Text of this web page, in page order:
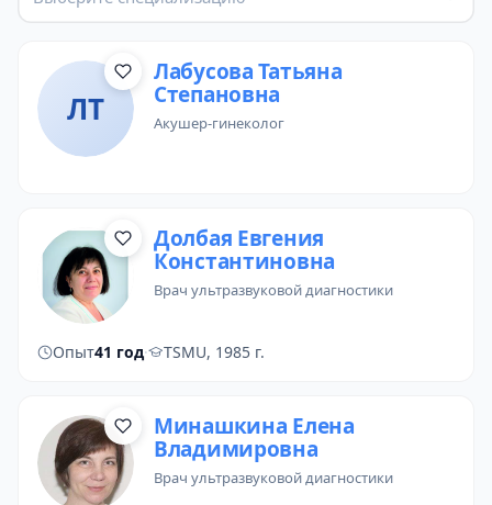
ЛТ
Лабусова Татьяна
Степановна
акушер-гинеколог
Долбая Евгения
Константиновна
врач ультразвуковой диагностики
Опыт41 год· TSMU, 1985 г.
Минашкина Елена
Владимировна
врач ультразвуковой диагностики